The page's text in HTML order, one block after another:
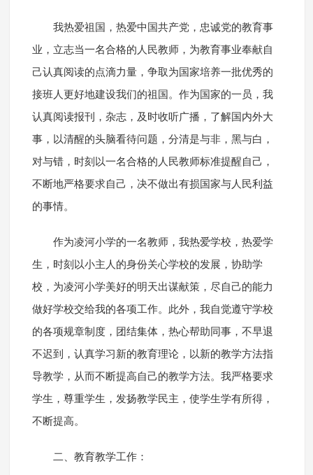
我热爱祖国，热爱中国共产党，忠诚党的教育事
业，立志当一名合格的人民教师，为教育事业奉献自
己认真阅读的点滴力量，争取为国家培养一批优秀的
接班人更好地建设我们的祖国。作为国家的一员，我
认真阅读报刊，杂志，及时收听广播，了解国内外大
事，以清醒的头脑看待问题，分清是与非，黑与白，
对与错，时刻以一名合格的人民教师标准提醒自己，
不断地严格要求自己，决不做出有损国家与人民利益
的事情。
作为凌河小学的一名教师，我热爱学校，热爱学
生，时刻以小主人的身份关心学校的发展，协助学
校，为凌河小学美好的明天出谋献策，尽自己的能力
做好学校交给我的各项工作。此外，我自觉遵守学校
的各项规章制度，团结集体，热心帮助同事，不早退
不迟到，认真学习新的教育理论，以新的教学方法指
导教学，从而不断提高自己的教学方法。我严格要求
学生，尊重学生，发扬教学民主，使学生学有所得，
不断提高。
二、教育教学工作：